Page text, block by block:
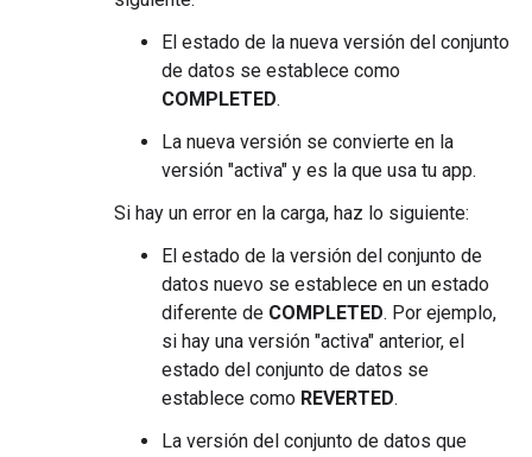
El estado de la nueva versión del conjunto
de datos se establece como
COMPLETED.
La nueva versión se convierte en la
versión "activa" y es la que usa tu app.
Si hay un error en la carga, haz lo siguiente:
El estado de la versión del conjunto de
datos nuevo se establece en un estado
diferente de COMPLETED. Por ejemplo,
si hay una versión "activa" anterior, el
estado del conjunto de datos se
establece como REVERTED.
La versión del conjunto de datos que